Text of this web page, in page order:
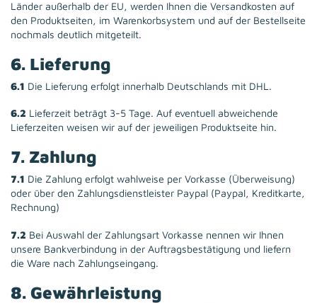
Länder außerhalb der EU, werden Ihnen die Versandkosten auf
den Produktseiten, im Warenkorbsystem und auf der Bestellseite
nochmals deutlich mitgeteilt.
6. Lieferung
6.1 Die Lieferung erfolgt innerhalb Deutschlands mit DHL.
6.2 Lieferzeit beträgt 3-5 Tage. Auf eventuell abweichende
Lieferzeiten weisen wir auf der jeweiligen Produktseite hin.
7. Zahlung
7.1 Die Zahlung erfolgt wahlweise per Vorkasse (Überweisung)
oder über den Zahlungsdienstleister Paypal (Paypal, Kreditkarte,
Rechnung)
7.2 Bei Auswahl der Zahlungsart Vorkasse nennen wir Ihnen
unsere Bankverbindung in der Auftragsbestätigung und liefern
die Ware nach Zahlungseingang.
8. Gewährleistung